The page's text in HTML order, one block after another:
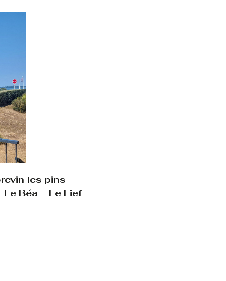
les pins
Le Béa – Le Fief